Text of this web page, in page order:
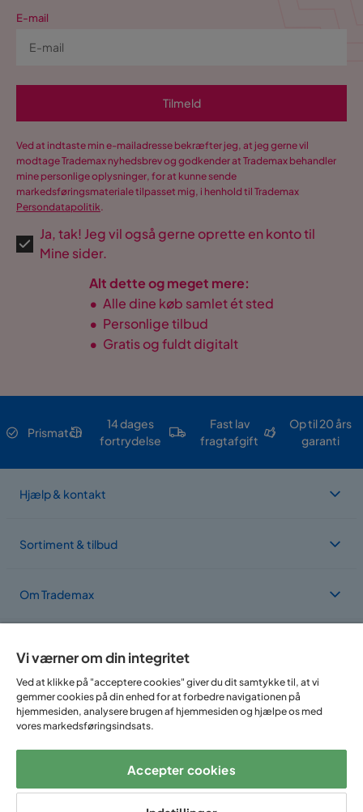
E-mail
Tilmeld
Ved at indtaste min e-mailadresse bekræfter jeg, at jeg gerne vil
modtage Trademax nyhedsbrev og godkender at Trademax behandler
mine personlige oplysninger, for at kunne sende
markedsføringsmateriale tilpasset mig, i henhold til Trademax
Persondatapolitik.
Ja, tak! Jeg vil også gerne oprette en konto til
Mine sider.
Alt dette og meget mere:
• Alle dine køb samlet ét sted
• Personlige tilbud
• Gratis og fuldt digitalt
Prismatch
14 dages
fortrydelse
Fast lav
fragtafgift
Op til 20 års
garanti
Hjælp & kontakt
Sortiment & tilbud
Om Trademax
Vi findes i flere forskellige lande
Følg os på:
Vi værner om din integritet
Ved at klikke på "acceptere cookies" giver du dit samtykke til, at vi
gemmer cookies på din enhed for at forbedre navigationen på
hjemmesiden, analysere brugen af hjemmesiden og hjælpe os med
vores markedsføringsindsats.
Accepter cookies